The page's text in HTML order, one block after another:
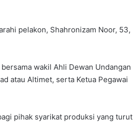
pelakon, Shahronizam Noor, 53,
wakil Ahli Dewan Undangan
atau Altimet, serta Ketua Pegawai
pihak syarikat produksi yang turut